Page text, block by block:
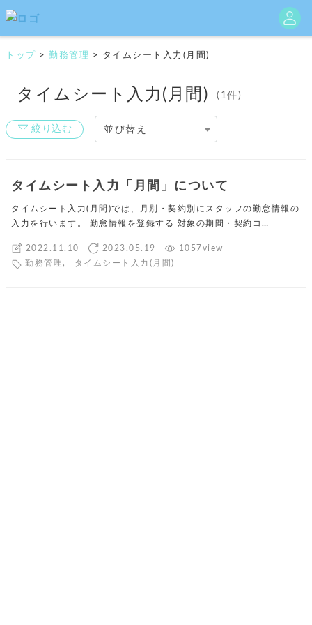
トップ > 勤務管理 > タイムシート入力(月間)
タイムシート入力(月間) (1件)
絞り込む 並び替え
タイムシート入力「月間」について
タイムシート入力(月間)では、月別・契約別にスタッフの勤怠情報の
入力を行います。 勤怠情報を登録する 対象の期間・契約コ…
2022.11.10 2023.05.19
1057view
勤務管理 , タイムシート入力(月間)